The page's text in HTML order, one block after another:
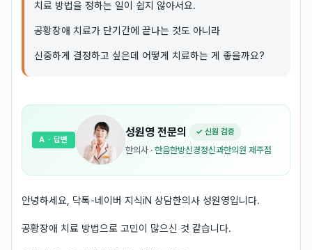
치료 방법을 정하는 일이 쉽지 않아서요.
공황장애 치료가 단기간에 끝나는 것도 아니라
신중하게 결정하고 싶은데 어떻게 치료하는 게 좋을까요?
성원영 전문의 ✓ 신원 검증
한의사 · 한음한방신경정신과한의원 제주점
A · 답변
안녕하세요, 닥톡-네이버 지식iN 상담한의사 성원영입니다.
공황장애 치료 방법으로 고민이 많으신 것 같습니다.